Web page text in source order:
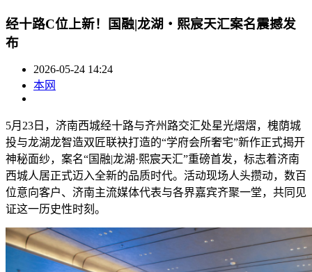
经十路C位上新！国融|龙湖・熙宸天汇案名震撼发
布
2026-05-24 14:24
本网
5月23日，济南西城经十路与齐州路交汇处星光熠熠，槐荫城
投与龙湖龙智造双匠联袂打造的“学府会所奢宅”新作正式揭开
神秘面纱，案名“国融|龙湖·熙宸天汇”重磅首发，标志着济南
西城人居正式迈入全新的品质时代。活动现场人头攒动，数百
位意向客户、济南主流媒体代表与各界嘉宾齐聚一堂，共同见
证这一历史性时刻。